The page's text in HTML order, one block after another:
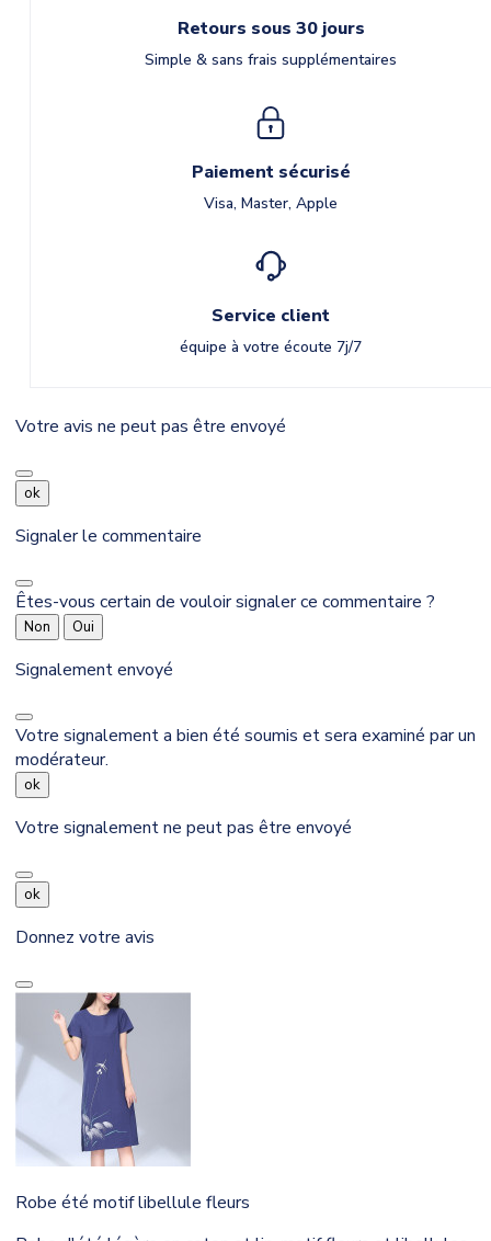
Retours sous 30 jours
Simple & sans frais supplémentaires
Paiement sécurisé
Visa, Master, Apple
Service client
équipe à votre écoute 7j/7
Votre avis ne peut pas être envoyé
ok
Signaler le commentaire
Êtes-vous certain de vouloir signaler ce commentaire ?
Non Oui
Signalement envoyé
Votre signalement a bien été soumis et sera examiné par un
modérateur.
ok
Votre signalement ne peut pas être envoyé
ok
Donnez votre avis
Robe été motif libellule fleurs